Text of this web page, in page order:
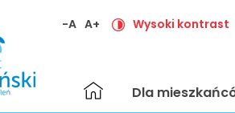
-A A+ Wysoki kontrast
Strona
Dla